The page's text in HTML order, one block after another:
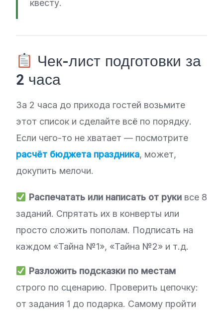
квесту.
Чек-лист подготовки за
2 часа
За 2 часа до прихода гостей возьмите
этот список и сделайте всё по порядку.
Если чего-то не хватает — посмотрите
расчёт бюджета праздника, может,
докупить мелочи.
Распечатать или написать от рукивсе 8
заданий. Спрятать их в конверты или
просто сложить пополам. Подписать на
каждом «Тайна №1», «Тайна №2» и т.д.
Разложить подсказки по местам
строго по сценарию. Проверить цепочку:
от задания 1 до подарка. Самому пройти